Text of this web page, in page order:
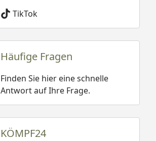
TikTok
Häufige Fragen
Finden Sie hier eine schnelle
Antwort auf Ihre Frage.
KÖMPF24